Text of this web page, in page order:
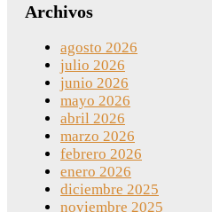
Archivos
agosto 2026
julio 2026
junio 2026
mayo 2026
abril 2026
marzo 2026
febrero 2026
enero 2026
diciembre 2025
noviembre 2025